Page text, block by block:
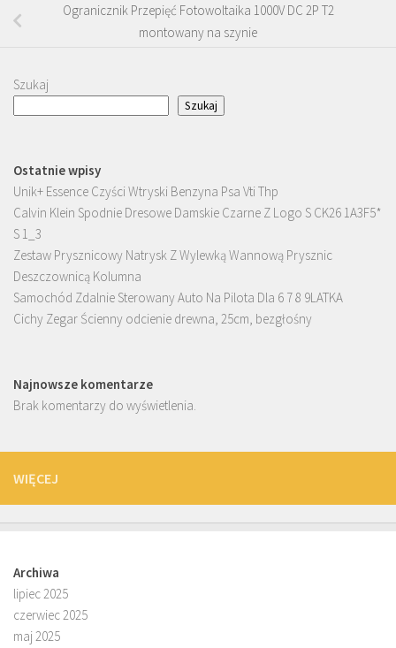
Ogranicznik Przepięć Fotowoltaika 1000V DC 2P T2
montowany na szynie
Szukaj
Szukaj
Ostatnie wpisy
Unik+ Essence Czyści Wtryski Benzyna Psa Vti Thp
Calvin Klein Spodnie Dresowe Damskie Czarne Z Logo S CK26 1A3F5*
S 1_3
Zestaw Prysznicowy Natrysk Z Wylewką Wannową Prysznic
Deszczownicą Kolumna
Samochód Zdalnie Sterowany Auto Na Pilota Dla 6 7 8 9LATKA
Cichy Zegar Ścienny odcienie drewna, 25cm, bezgłośny
Najnowsze komentarze
Brak komentarzy do wyświetlenia.
WIĘCEJ
Archiwa
lipiec 2025
czerwiec 2025
maj 2025